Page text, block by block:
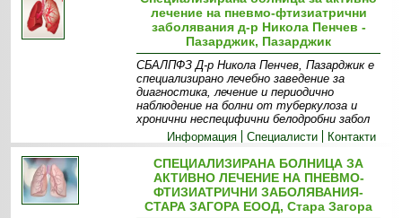
лечение на пневмо-фтизиатрични
заболявания д-р Никола Пенчев -
Пазарджик, Пазарджик
СБАЛПФЗ Д-р Никола Пенчев, Пазарджик е
специализирано лечебно заведение за
диагностика, лечение и периодично
наблюдение на болни от туберкулоза и
хронични неспецифични белодробни забол
Информация
Специалисти Контакти
СПЕЦИАЛИЗИРАНА БОЛНИЦА ЗА
АКТИВНО ЛЕЧЕНИЕ НА ПНЕВМО-
ФТИЗИАТРИЧНИ ЗАБОЛЯВАНИЯ-
СТАРА ЗАГОРА ЕООД, Стара Загора